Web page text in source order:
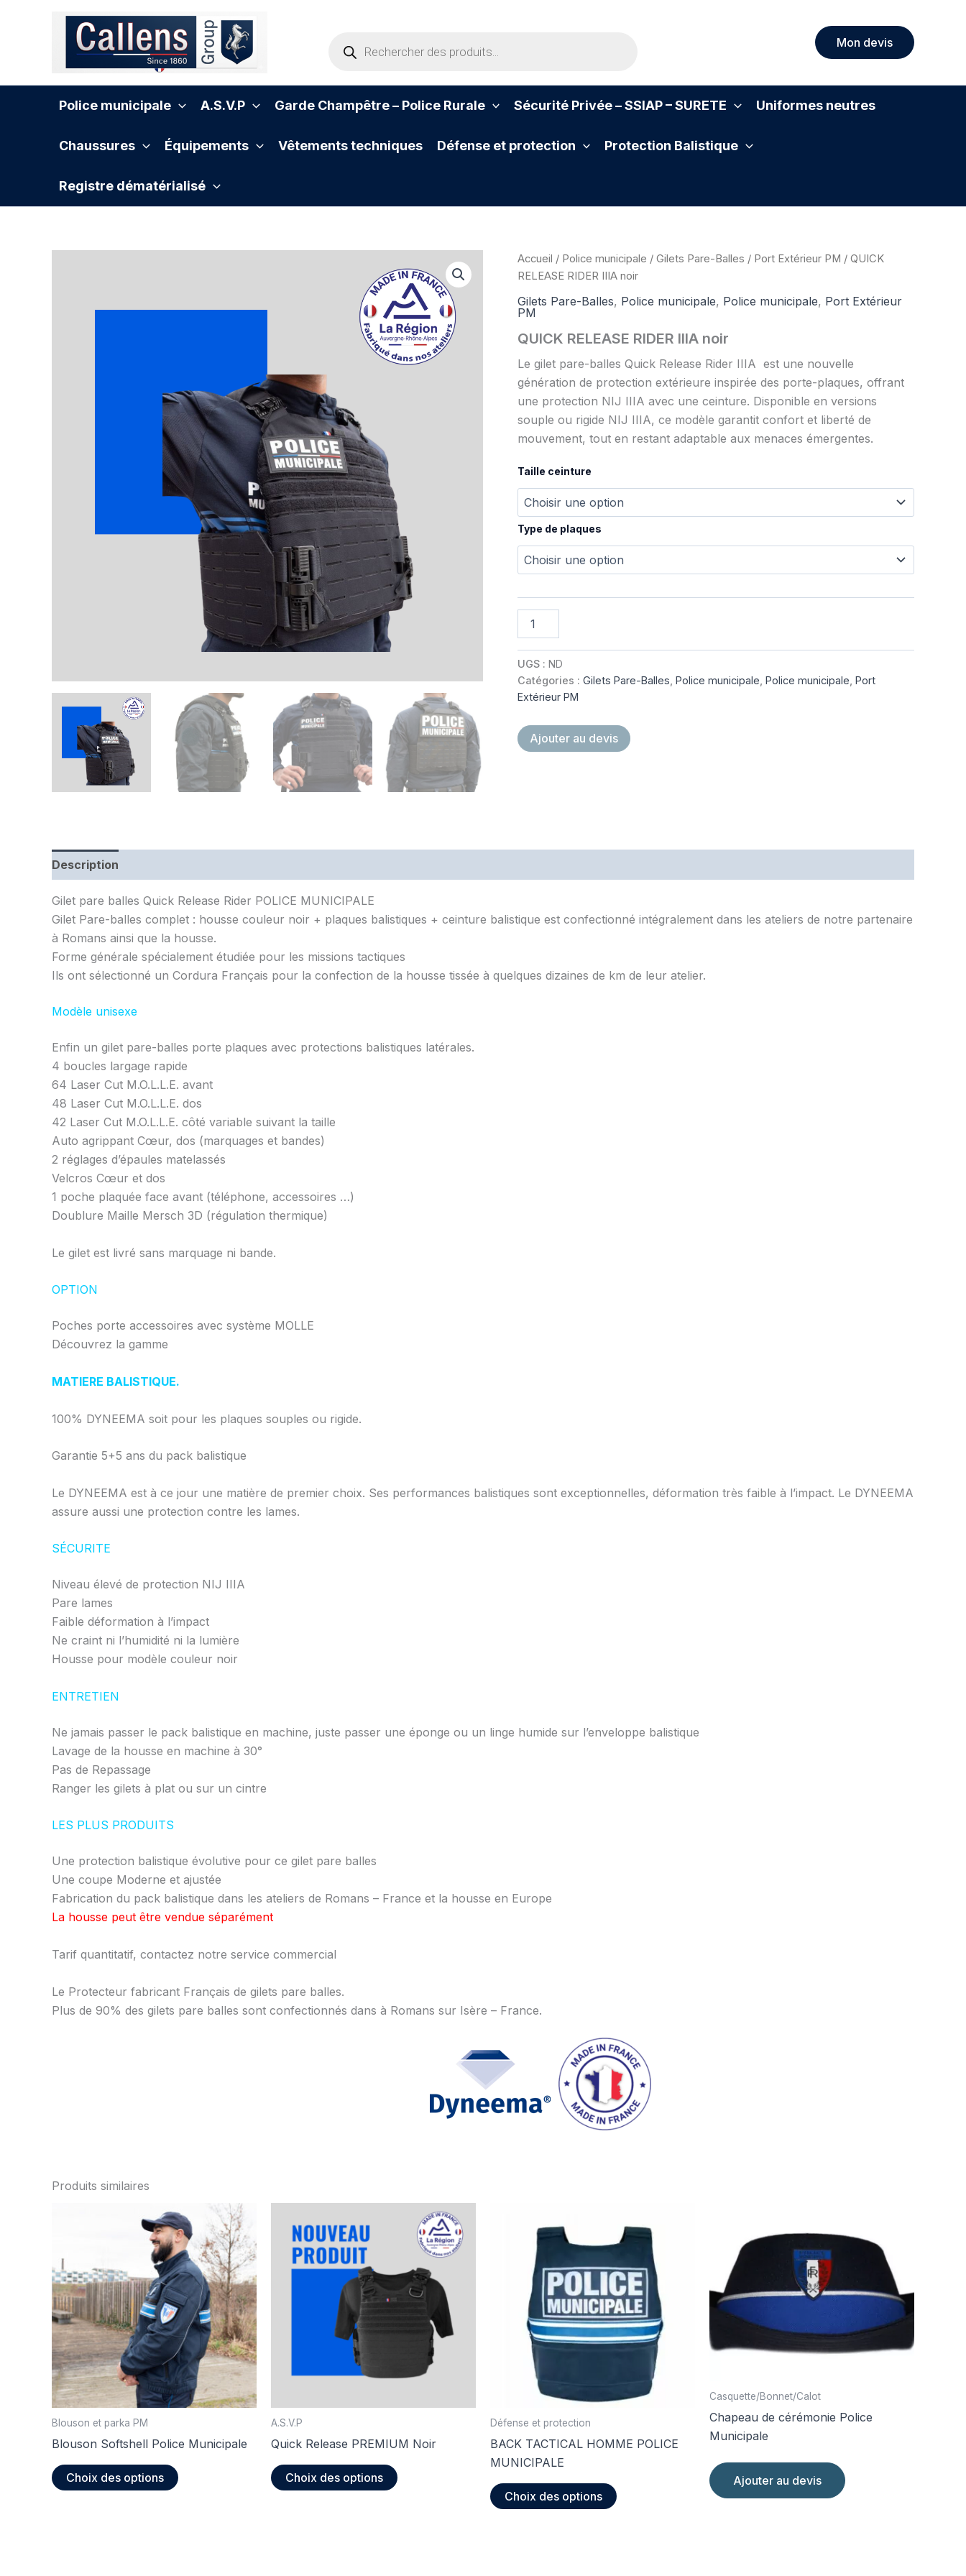
Mon devis
Police municipale A.S.V.P Garde Champêtre – Police Rurale Sécurité Privée – SSIAP – SURETE Uniformes neutres
Chaussures Équipements Vêtements techniques Défense et protection Protection Balistique
Registre dématérialisé
Accueil / Police municipale / Gilets Pare-Balles / Port Extérieur PM / QUICK
RELEASE RIDER IIIA noir
Gilets Pare-Balles, Police municipale, Police municipale, Port Extérieur
PM
QUICK RELEASE RIDER IIIA noir
Le gilet pare-balles Quick Release Rider IIIA est une nouvelle
génération de protection extérieure inspirée des porte-plaques, offrant
une protection NIJ IIIA avec une ceinture. Disponible en versions
souple ou rigide NIJ IIIA, ce modèle garantit confort et liberté de
mouvement, tout en restant adaptable aux menaces émergentes.
Taille ceinture
Type de plaques
RELEASE
IIIA
noir
UGS : ND
Catégories : Gilets Pare-Balles Police municipale Police municipale Port
Extérieur PM
Ajouter au devis
Description
Gilet pare balles Quick Release Rider POLICE MUNICIPALE
Gilet Pare-balles complet : housse couleur noir + plaques balistiques + ceinture balistique est confectionné intégralement dans les ateliers de notre partenaire
à Romans ainsi que la housse.
Forme générale spécialement étudiée pour les missions tactiques
Ils ont sélectionné un Cordura Français pour la confection de la housse tissée à quelques dizaines de km de leur atelier.
Modèle unisexe
Enfin un gilet pare-balles porte plaques avec protections balistiques latérales.
4 boucles largage rapide
64 Laser Cut M.O.L.L.E. avant
48 Laser Cut M.O.L.L.E. dos
42 Laser Cut M.O.L.L.E. côté variable suivant la taille
Auto agrippant Cœur, dos (marquages et bandes)
2 réglages d’épaules matelassés
Velcros Cœur et dos
1 poche plaquée face avant (téléphone, accessoires …)
Doublure Maille Mersch 3D (régulation thermique)
Le gilet est livré sans marquage ni bande.
OPTION
Poches porte accessoires avec système MOLLE
Découvrez la gamme
MATIERE BALISTIQUE.
100% DYNEEMA soit pour les plaques souples ou rigide.
Garantie 5+5 ans du pack balistique
Le DYNEEMA est à ce jour une matière de premier choix. Ses performances balistiques sont exceptionnelles, déformation très faible à l’impact. Le DYNEEMA
assure aussi une protection contre les lames.
SÉCURITE
Niveau élevé de protection NIJ IIIA
Pare lames
Faible déformation à l’impact
Ne craint ni l’humidité ni la lumière
Housse pour modèle couleur noir
ENTRETIEN
Ne jamais passer le pack balistique en machine, juste passer une éponge ou un linge humide sur l’enveloppe balistique
Lavage de la housse en machine à 30°
Pas de Repassage
Ranger les gilets à plat ou sur un cintre
LES PLUS PRODUITS
Une protection balistique évolutive pour ce gilet pare balles
Une coupe Moderne et ajustée
Fabrication du pack balistique dans les ateliers de Romans – France et la housse en Europe
La housse peut être vendue séparément
Tarif quantitatif, contactez notre service commercial
Le Protecteur fabricant Français de gilets pare balles.
Plus de 90% des gilets pare balles sont confectionnés dans à Romans sur Isère – France.
Produits similaires
Blouson et parka PM
Blouson Softshell Police Municipale
Choix des options
produit
A.S.V.P
Quick Release PREMIUM Noir
Choix des options
produit
Défense et protection
BACK TACTICAL HOMME POLICE
MUNICIPALE
Choix des options
produit
Casquette/Bonnet/Calot
Chapeau de cérémonie Police
Municipale
Ajouter au devis